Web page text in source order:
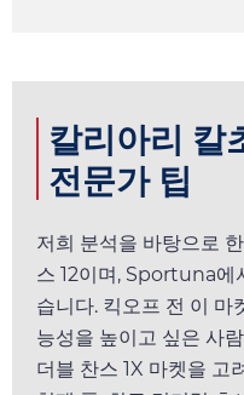
칼리아리 칼
전문가 팁
저희 분석을 바탕으로
스 12이며, Sportuna에
습니다. 킥오프 전 이 마
능성을 높이고 싶은 사
더블 찬스 1X 마켓을 고